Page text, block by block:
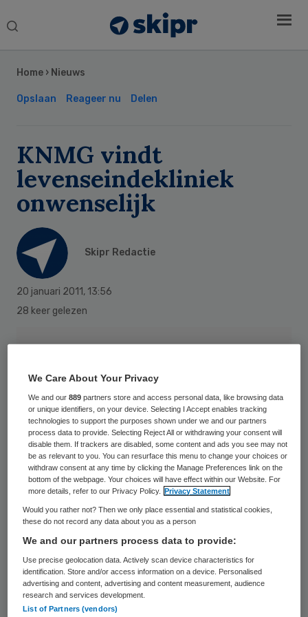
Search
Home › Nieuws
Opslaan Reageer nu Delen
KNMG vindt
levenseindekliniek
onwenselijk
Skipr Redactie
20 januari 2011, 13:56
28 keer gelezen
Speciale levenseindeklinieken zijn
onwenselijk. Zorgvuldige besluitvorming
over de dood vraagt om een open blik, niet
Sidebar
We Care About Your Privacy
We and our889 partners store and access personal data, like browsing data
or unique identifiers, on your device. Selecting I Accept enables tracking
technologies to support the purposes shown under we and our partners
process data to provide. Selecting Reject All or withdrawing your consent will
disable them. If trackers are disabled, some content and ads you see may not
be as relevant to you. You can resurface this menu to change your choices or
withdraw consent at any time by clicking the Manage Preferences link on the
bottom of the webpage. Your choices will have effect within our Website. For
more details, refer to our Privacy Policy.
Privacy Statement
Would you rather not? Then we only place essential and statistical cookies,
these do not record any data about you as a person
We and our partners process data to provide:
Use precise geolocation data. Actively scan device characteristics for
identification. Store and/or access information on a device. Personalised
advertising and content, advertising and content measurement, audience
research and services development.
List of Partners (vendors)